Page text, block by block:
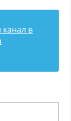
в